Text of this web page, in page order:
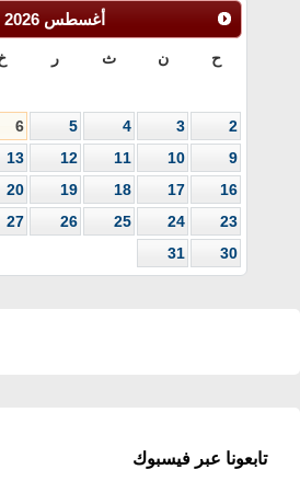
أغسطس 2026
ح ن ث ر
2
3
4
5
6
9
10
11
12
13
16
17
18
19
20
23
24
25
26
27
30
31
تابعونا عبر فيسبوك